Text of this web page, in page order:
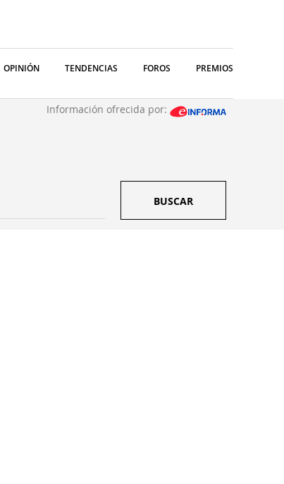
OPINIÓN TENDENCIAS FOROS PREMIOS
Información ofrecida por:
BUSCAR